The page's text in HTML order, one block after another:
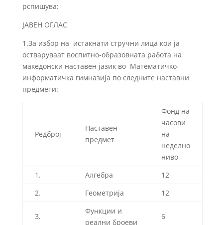
рспишува:
ЈАВЕН ОГЛАС
1.За избор на истакнати стручни лица кои ја
остваруваат воспитно-образовната работа на
македонски наставен јазик во Математичко-
информатичка гимназија по следните наставни
предмети:
Редброј
Наставен
предмет
Фонд на
часови
на
неделно
ниво
1.
Алгебра
12
2.
Геометрија 12
3.
Функции и
реални броеви
6